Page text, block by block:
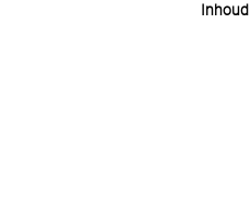
Inhoud